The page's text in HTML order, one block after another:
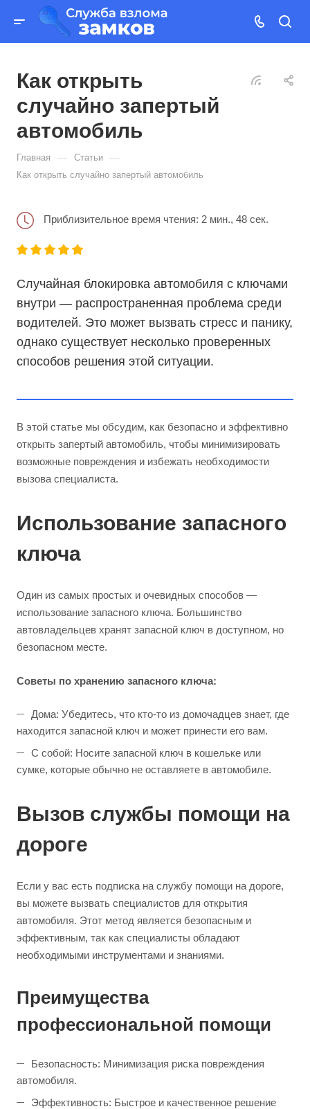
Как открыть
случайно запертый
автомобиль
Главная — Статьи —
Как открыть случайно запертый автомобиль
Приблизительное время чтения: 2 мин., 48 сек.
Случайная блокировка автомобиля с ключами
внутри — распространенная проблема среди
водителей. Это может вызвать стресс и панику,
однако существует несколько проверенных
способов решения этой ситуации.
В этой статье мы обсудим, как безопасно и эффективно
открыть запертый автомобиль, чтобы минимизировать
возможные повреждения и избежать необходимости
вызова специалиста.
Использование запасного
ключа
Один из самых простых и очевидных способов —
использование запасного ключа. Большинство
автовладельцев хранят запасной ключ в доступном, но
безопасном месте.
Советы по хранению запасного ключа:
Дома: Убедитесь, что кто-то из домочадцев знает, где
находится запасной ключ и может принести его вам.
С собой: Носите запасной ключ в кошельке или
сумке, которые обычно не оставляете в автомобиле.
Вызов службы помощи на
дороге
Если у вас есть подписка на службу помощи на дороге,
вы можете вызвать специалистов для открытия
автомобиля. Этот метод является безопасным и
эффективным, так как специалисты обладают
необходимыми инструментами и знаниями.
Преимущества
профессиональной помощи
Безопасность: Минимизация риска повреждения
автомобиля.
Эффективность: Быстрое и качественное решение